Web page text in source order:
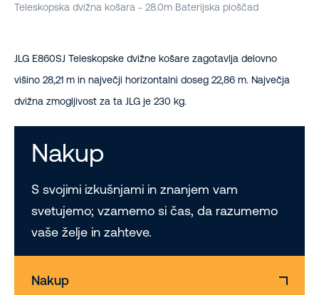
Teleskopska dvižna košara - 28.0m Baterijska ploščad
JLG E860SJ Teleskopske dvižne košare zagotavlja delovno
višino 28,21 m in največji horizontalni doseg 22,86 m. Največja
dvižna zmogljivost za ta JLG je 230 kg.
Nakup
S svojimi izkušnjami in znanjem vam
svetujemo; vzamemo si čas, da razumemo
vaše želje in zahteve.
Nakup